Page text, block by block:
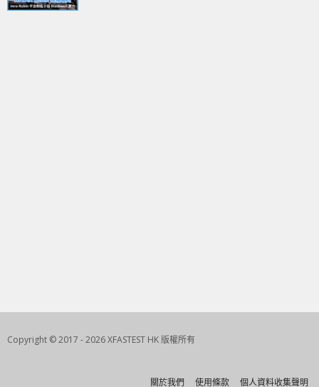
Copyright © 2017 - 2026 XFASTEST HK 版權所有
關於我們 使用條款 個人資料收集聲明